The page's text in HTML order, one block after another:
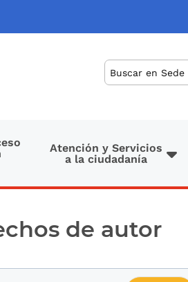
Buscar
Atención y Servicios
a la ciudadanía
de autor